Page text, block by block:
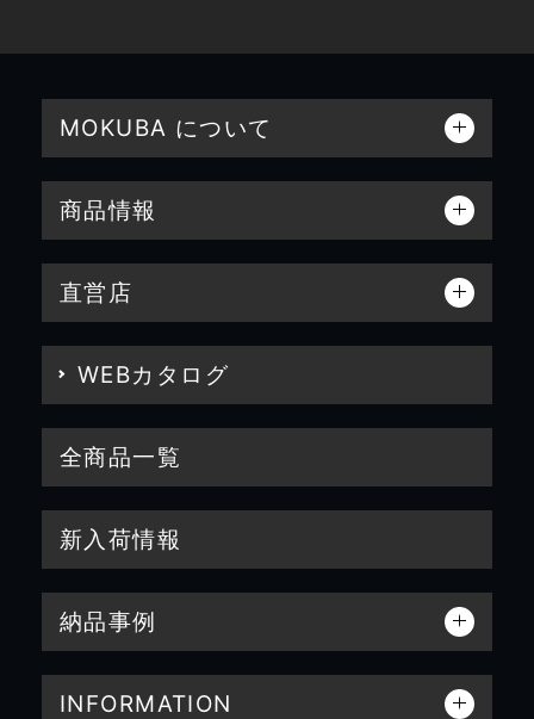
MOKUBA について
商品情報
直営店
WEBカタログ
全商品一覧
新入荷情報
納品事例
INFORMATION